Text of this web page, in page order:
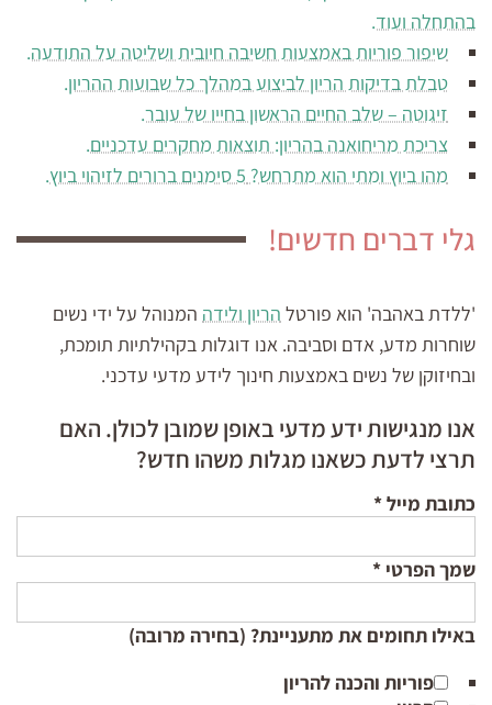
בהתחלה ועוד.
שיפור פוריות באמצעות חשיבה חיובית ושליטה על התודעה.
טבלת בדיקות הריון לביצוע במהלך כל שבועות ההריון.
זיגוטה – שלב החיים הראשון בחייו של עובר.
צריכת מריחואנה בהריון: תוצאות מחקרים עדכניים.
מהו ביוץ ומתי הוא מתרחש? 5 סימנים ברורים לזיהוי ביוץ.
גלי דברים חדשים!
'ללדת באהבה' הוא פורטל הריון ולידה המנוהל על ידי נשים
שוחרות מדע, אדם וסביבה. אנו דוגלות בקהילתיות תומכת,
ובחיזוקן של נשים באמצעות חינוך לידע מדעי עדכני.
אנו מנגישות ידע מדעי באופן שמובן לכולן. האם
תרצי לדעת כשאנו מגלות משהו חדש?
כתובת מייל*
שמך הפרטי *
באילו תחומים את מתעניינת? (בחירה מרובה)
פוריות והכנה להריון